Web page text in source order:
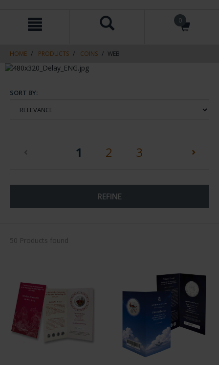
menu
0
HOME PRODUCTS
1 (current)
2 3
REFINE